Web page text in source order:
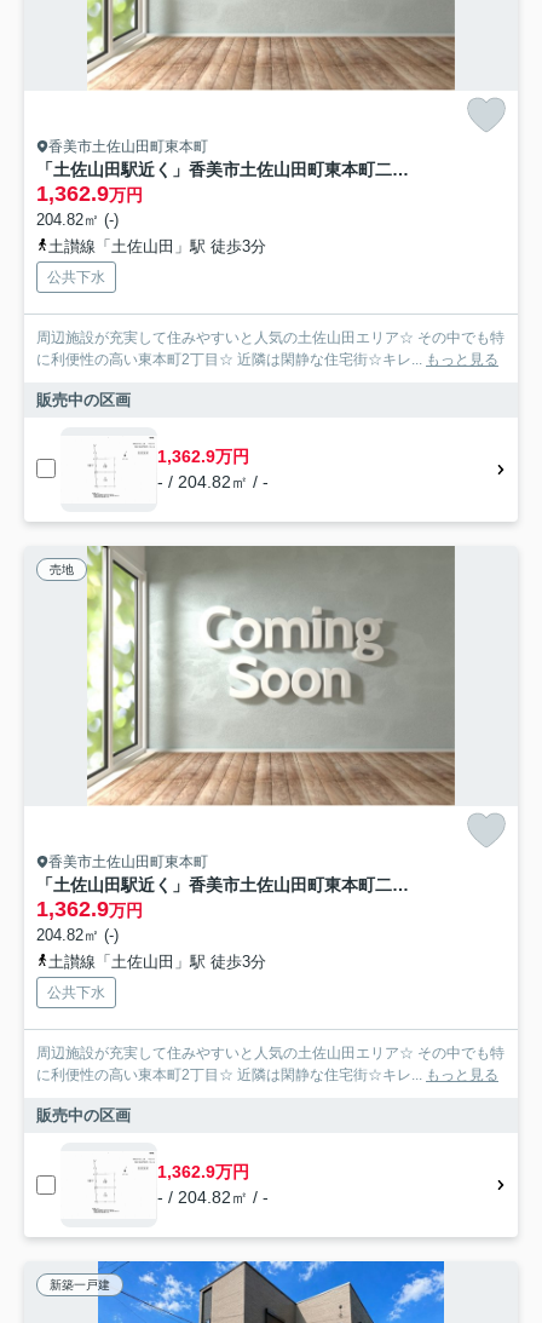
香美市土佐山田町東本町
「土佐山田駅近く」香美市土佐山田町東本町二丁目A号地 建築条件つき売地
1,362.9万円
204.82㎡ (-)
土讃線「土佐山田」駅 徒歩3分
公共下水
周辺施設が充実して住みやすいと人気の土佐山田エリア☆ その中でも特
に利便性の高い東本町2丁目☆ 近隣は閑静な住宅街☆キレ... もっと見る
販売中の区画
1,362.9万円
- / 204.82㎡ / -
売地
香美市土佐山田町東本町
「土佐山田駅近く」香美市土佐山田町東本町二丁目B号地 建築条件つき売地
1,362.9万円
204.82㎡ (-)
土讃線「土佐山田」駅 徒歩3分
公共下水
周辺施設が充実して住みやすいと人気の土佐山田エリア☆ その中でも特
に利便性の高い東本町2丁目☆ 近隣は閑静な住宅街☆キレ... もっと見る
販売中の区画
1,362.9万円
- / 204.82㎡ / -
新築一戸建